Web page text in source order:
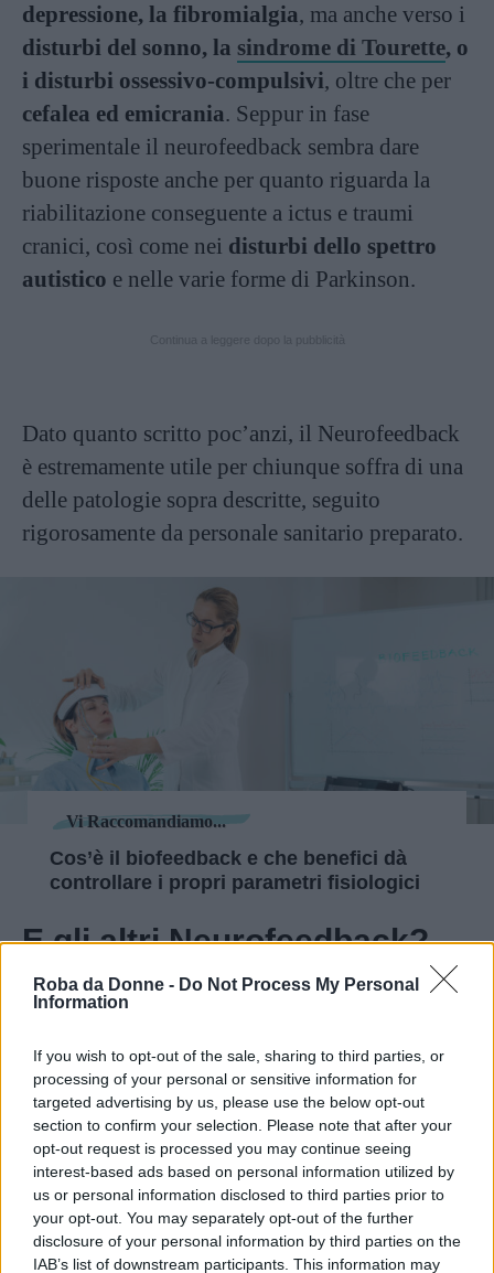
Roba da Donne - Do Not Process My Personal
Information
If you wish to opt-out of the sale, sharing to third parties, or
processing of your personal or sensitive information for
targeted advertising by us, please use the below opt-out
section to confirm your selection. Please note that after your
opt-out request is processed you may continue seeing
interest-based ads based on personal information utilized by
us or personal information disclosed to third parties prior to
your opt-out. You may separately opt-out of the further
disclosure of your personal information by third parties on the
IAB’s list of downstream participants. This information may
depressione, la fibromialgia, ma anche verso i
disturbi del sonno, la sindrome di Tourette, o
i disturbi ossessivo-compulsivi, oltre che per
cefalea ed emicrania. Seppur in fase
sperimentale il neurofeedback sembra dare
buone risposte anche per quanto riguarda la
riabilitazione conseguente a ictus e traumi
cranici, così come nei disturbi dello spettro
autistico e nelle varie forme di Parkinson.
Dato quanto scritto poc’anzi, il Neurofeedback
è estremamente utile per chiunque soffra di una
delle patologie sopra descritte, seguito
rigorosamente da personale sanitario preparato.
Vi Raccomandiamo...
Cos’è il biofeedback e che benefici dà
controllare i propri parametri fisiologici
E gli altri Neurofeedback?
Fonte: neuronet.it